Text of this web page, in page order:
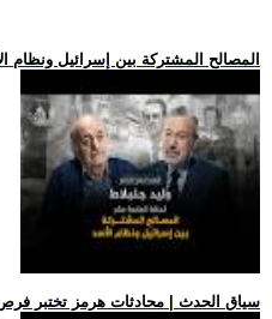
.. المصالح المشتركة بين إسرائيل
.. سياق الحدث | محادثات هرمز تختبر